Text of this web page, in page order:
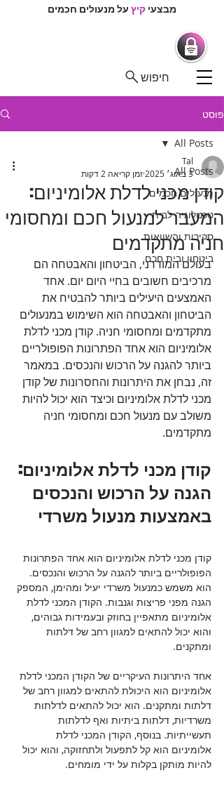
מבצעיקיץעל מנעולים חכמים
חיפוש
פוסט
All Posts
מנעולים חכמים
טכנולוגיה לבית
סקירות והשוואות
ביטחון ובית חכם
All Posts
קודן מכני לדלת אלומיניום:
המעבר למנעול חכם ומחסומי
חניה מתקדמים
Tal
3 באוג׳ 2025
זמן קריאה 2 דקות
בעולם המודרני, הביטחון והאבטחה הם
מרכיבים חשובים בחיי היום יום. אחד
האמצעים היעילים ביותר להבטיח את
הביטחון והאבטחה הוא השימוש במנעולים
מתקדמים ומחסומי חניה. קודן מכני לדלת
אלומיניום הוא אחד הפתרונות הפופולריים
ביותר להגנה על הרכוש והנכסים. במאמר
זה, נבחן את היתרונות והחסרונות של קודן
מכני לדלת אלומיניום וכיצד הוא יכול להיות
משולב עם מנעול חכם ומחסומי חניה
מתקדמים.
קודן מכני לדלת אלומיניום:
הגנה על הרכוש והנכסים
באמצעות מנעול משרדי
קודן מכני לדלת אלומיניום הוא אחד הפתרונות
הפופולריים ביותר להגנה על הרכוש והנכסים.
הוא משמש כמנעול משרדי יעיל ומהימן, המספק
הגנה מפני פריצות וגנבות. הקודן המכני לדלת
אלומיניום מתאפיין בחוזק ובעמידות גבוהים,
והוא יכול להתאים למגוון רחב של דלתות
אחד היתרונות העיקריים של הקודן המכני לדלת
אלומיניום הוא היכולת להתאים למגוון רחב של
דלתות ומתקנים. הוא יכול להתאים לדלתות
משרדיות, דלתות ביתיות ואף לדלתות
תעשייתיות. בנוסף, הקודן המכני לדלת
אלומיניום הוא קל לתפעול ולתחזוקה, והוא יכול